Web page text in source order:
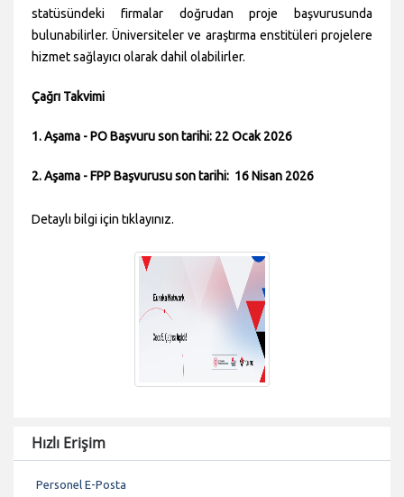
statüsündeki firmalar doğrudan proje başvurusunda
bulunabilirler. Üniversiteler ve araştırma enstitüleri projelere
hizmet sağlayıcı olarak dahil olabilirler.
Çağrı Takvimi
1. Aşama - PO Başvuru son tarihi: 22 Ocak 2026
2. Aşama - FPP Başvurusu son tarihi: 16 Nisan 2026
Detaylı bilgi için tıklayınız.
Hızlı Erişim
Personel E-Posta